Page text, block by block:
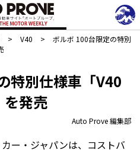
> V40 >
ボルボ 100台限定の特別
特別仕様車「V40
発売
Auto Prove 編集部
ー・ジャパンは、コストバ